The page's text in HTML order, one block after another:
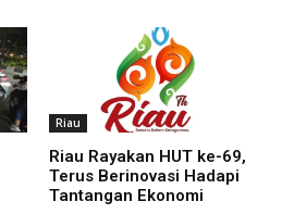
Riau
Riau Rayakan HUT ke-69,
Terus Berinovasi Hadapi
Tantangan Ekonomi